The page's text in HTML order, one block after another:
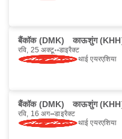
बैंकॉक (DMK) काऊशुंग
रवि, 25 अक्टू॰ डाइरैक्ट
थाई एयरएशिया
बैंकॉक (DMK) काऊशुंग
रवि, 16 अग॰ डाइरैक्ट
थाई एयरएशिया